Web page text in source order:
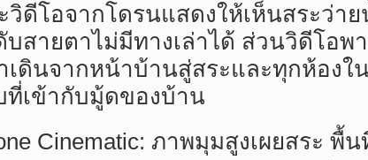
วิดีโอจากโดรนแสดงให้เห็นสระว่
บสายตาไม่มีทางเล่าได้ ส่วนวิดีโอพ
เดินจากหน้าบ้านสู่สระและทุกห้องใ
ที่เข้ากับมู้ดของบ้าน
Cinematic: ภาพมุมสูงเผยสระ พื้